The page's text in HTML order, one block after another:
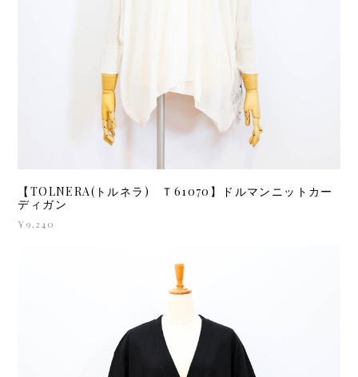
【TOLNERA(トルネラ) Ｔ61070】ドルマンニットカー
ディガン
¥9,240